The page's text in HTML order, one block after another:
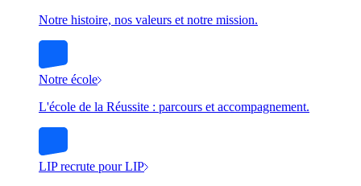
Notre histoire, nos valeurs et notre mission.
Notre école
L'école de la Réussite : parcours et accompagnement.
LIP recrute pour LIP